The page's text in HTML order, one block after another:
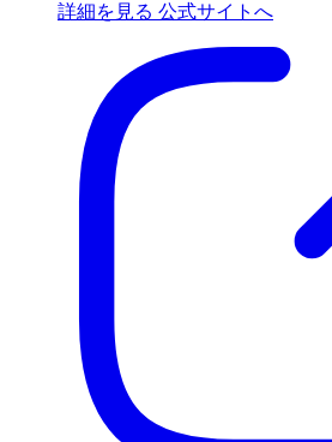
詳細を見る 公式サイトへ